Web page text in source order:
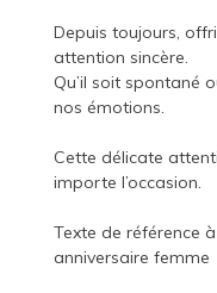
Depuis toujours,
attention sincère.
Qu’il soit spontané
nos émotions.
Cette délicate
importe l’occasion.
Texte de référence
anniversaire femme